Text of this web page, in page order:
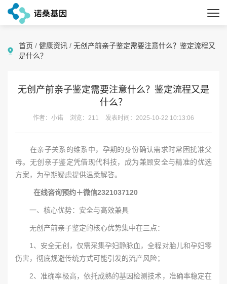
首页 / 健康资讯 / 无创产前亲子鉴定需要注意什么？鉴定流程又
是什么？
无创产前亲子鉴定需要注意什么？鉴定流程又是
什么？
作者：小诺 浏览：211 发表时间：2025-10-22 10:13:06
在亲子关系的维系中，孕期的身份确认需求时常困扰准父
母。无创亲子鉴定凭借现代科技，成为兼顾安全与精准的优选
方案，为孕期疑虑提供温柔解答。
在线咨询预约＋微信2321037120
一、核心优势：安全与高效兼具
无创产前亲子鉴定的核心优势集中在三点：
1、安全无创，仅需采集孕妇静脉血，全程对胎儿和孕妇零
伤害，彻底规避传统方式可能引发的流产风险；
2、准确率极高，依托成熟的基因检测技术，准确率稳定在